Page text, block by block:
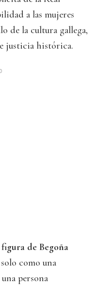
a las mujeres
de la cultura gallega,
justicia histórica.
de Begoña
como una
persona